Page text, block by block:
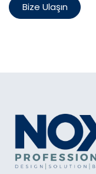
Bize Ulaşın